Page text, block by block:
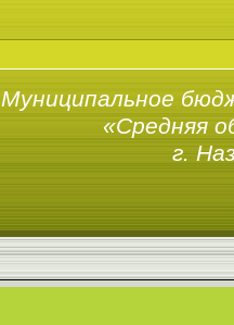
Муниципальное
«Средняя
г.